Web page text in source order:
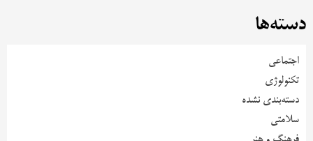
دسته‌ها
اجتماعی
تکنولوژی
دسته‌بندی نشده
سلامتی